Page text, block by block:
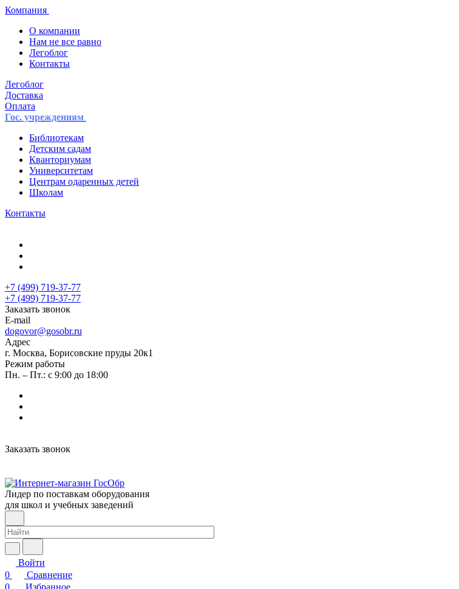
Компания
О компании
Нам не все равно
Легоблог
Контакты
Легоблог
Доставка
Оплата
Гос. учреждениям
Библиотекам
Детским садам
Кванториумам
Университетам
Центрам одаренных детей
Школам
Контакты
+7 (499) 719-37-77
+7 (499) 719-37-77
Заказать звонок
E-mail
dogovor@gosobr.ru
Адрес
г. Москва, Борисовские пруды 20к1
Режим работы
Пн. – Пт.: с 9:00 до 18:00
Заказать звонок
Лидер по поставкам оборудования
для школ и учебных заведений
Войти
0
Сравнение
0
Избранное